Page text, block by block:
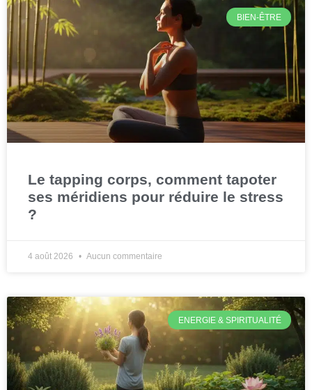
BIEN-ÊTRE
Le tapping corps, comment tapoter
ses méridiens pour réduire le stress
?
4 août 2026 Aucun commentaire
ENERGIE & SPIRITUALITÉ